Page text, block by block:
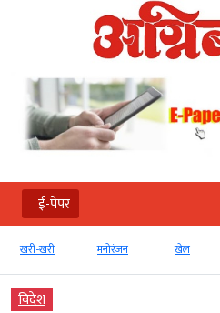
ई-पेपर
खरी-खरी मनोरंजन खेल
विदेश